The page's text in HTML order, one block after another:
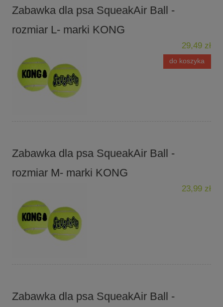
Zabawka dla psa SqueakAir Ball -
rozmiar L- marki KONG
29,49 zł
do koszyka
Zabawka dla psa SqueakAir Ball -
rozmiar M- marki KONG
23,99 zł
Zabawka dla psa SqueakAir Ball -